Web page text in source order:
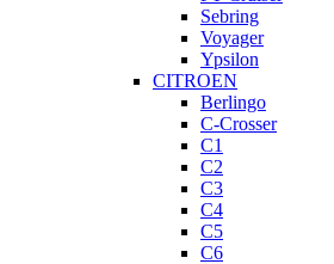
Sebring
Voyager
Ypsilon
CITROEN
Berlingo
C-Crosser
C1
C2
C3
C4
C5
C6